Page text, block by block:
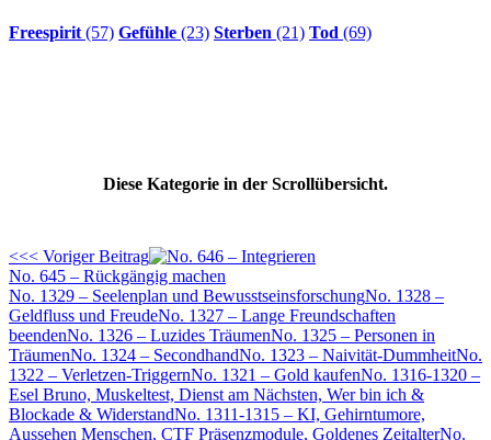
Freespirit (57) Gefühle (23) Sterben (21) Tod (69)
Diese Kategorie in der Scrollübersicht.
<<< Voriger Beitrag
No. 645 – Rückgängig machen
No. 1329 – Seelenplan und BewusstseinsforschungNo. 1328 –
Geldfluss und FreudeNo. 1327 – Lange Freundschaften
beendenNo. 1326 – Luzides TräumenNo. 1325 – Personen in
TräumenNo. 1324 – SecondhandNo. 1323 – Naivität-DummheitNo.
1322 – Verletzen-TriggernNo. 1321 – Gold kaufenNo. 1316-1320 –
Esel Bruno, Muskeltest, Dienst am Nächsten, Wer bin ich &
Blockade & WiderstandNo. 1311-1315 – KI, Gehirntumore,
Aussehen Menschen, CTF Präsenzmodule, Goldenes ZeitalterNo.